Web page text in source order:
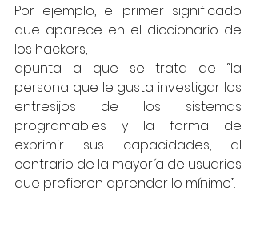
Por ejemplo, el primer significado
que aparece en el diccionario de
los hackers,
apunta a que se trata de “la
persona que le gusta investigar los
entresijos de los sistemas
programables y la forma de
exprimir sus capacidades, al
contrario de la mayoría de usuarios
que prefieren aprender lo mínimo”.